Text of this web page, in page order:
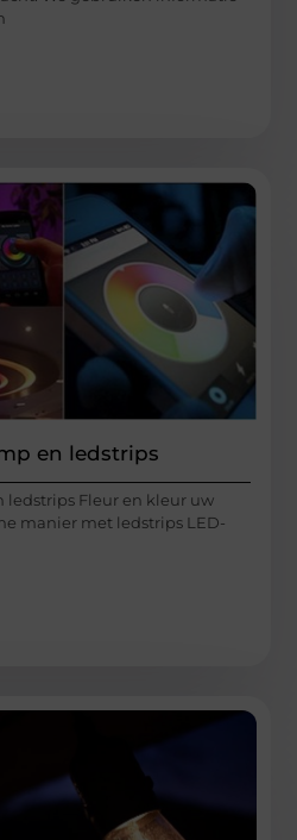
en ledstrips
Fleur en kleur uw
manier met ledstrips LED-